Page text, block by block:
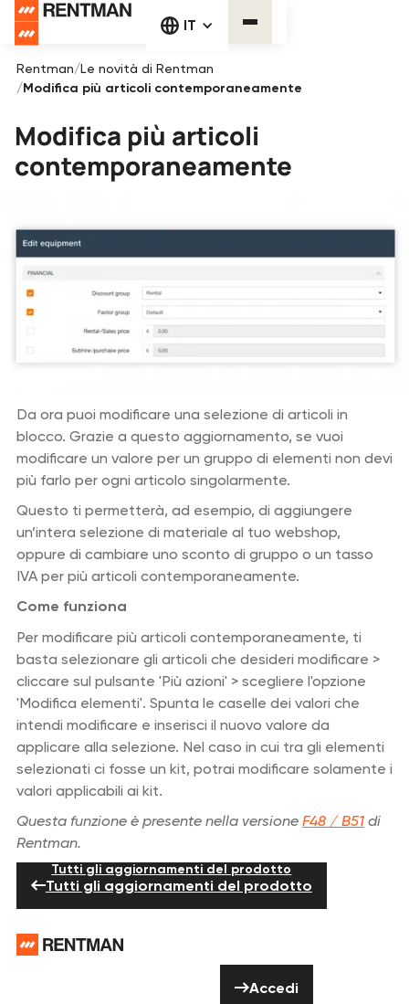
IT
Rentman/Le novità di Rentman
/Modifica più articoli contemporaneamente
Modifica più articoli
contemporaneamente
Da ora puoi modificare una selezione di articoli in
blocco. Grazie a questo aggiornamento, se vuoi
modificare un valore per un gruppo di elementi non devi
più farlo per ogni articolo singolarmente.
Questo ti permetterà, ad esempio, di aggiungere
un’intera selezione di materiale al tuo webshop,
oppure di cambiare uno sconto di gruppo o un tasso
IVA per più articoli contemporaneamente.
Come funziona
Per modificare più articoli contemporaneamente, ti
basta selezionare gli articoli che desideri modificare >
cliccare sul pulsante 'Più azioni' > scegliere l'opzione
'Modifica elementi'. Spunta le caselle dei valori che
intendi modificare e inserisci il nuovo valore da
applicare alla selezione. Nel caso in cui tra gli elementi
selezionati ci fosse un kit, potrai modificare solamente i
valori applicabili ai kit.
Questa funzione è presente nella versione F48 / B51di
Rentman.
Tutti gli aggiornamenti del prodotto
Tutti gli aggiornamenti del prodotto
Accedi